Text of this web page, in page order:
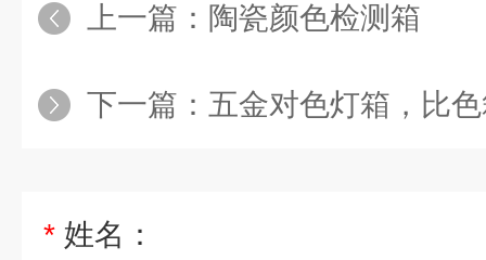
上一篇： 陶瓷颜色检测箱
下一篇： 五金对色灯箱，比
* 姓名：